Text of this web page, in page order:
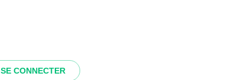
SE CONNECTER